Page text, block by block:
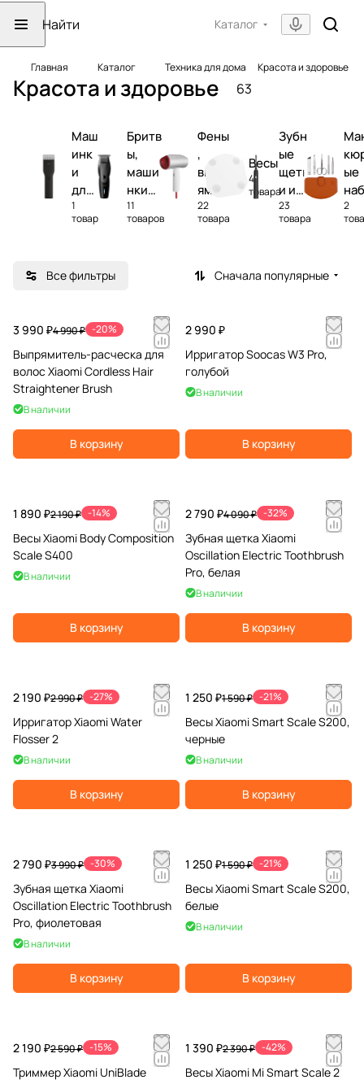
Каталог
Главная Каталог Техника для дома Красота и здоровье
Красота и здоровье 63
Маш
инк
и
для
стр
ижк
1
товар
Бритв
ы,
маши
нки
для
стриж
11
товаров
Фены
,
выпр
ямит
ели
22
товара
Весы
4
товара
Зубн
ые
щетк
и и
ирри
гато
23
товара
ые
ры
2
Все фильтры Сначала популярные
3 990 ₽4 990 ₽ -20%
Выпрямитель-расческа для
волос Xiaomi Cordless Hair
Straightener Brush
В наличии
В корзину
2 990 ₽
Ирригатор Soocas W3 Pro,
голубой
В наличии
В корзину
1 890 ₽2 190 ₽ -14%
Весы Xiaomi Body Composition
Scale S400
В наличии
В корзину
2 790 ₽4 090 ₽ -32%
Зубная щетка Xiaomi
Oscillation Electric Toothbrush
Pro, белая
В наличии
В корзину
2 190 ₽2 990 ₽ -27%
Ирригатор Xiaomi Water
Flosser 2
В наличии
В корзину
1 250 ₽1 590 ₽ -21%
Весы Xiaomi Smart Scale S200,
черные
В наличии
В корзину
2 790 ₽3 990 ₽ -30%
Зубная щетка Xiaomi
Oscillation Electric Toothbrush
Pro, фиолетовая
В наличии
В корзину
1 250 ₽1 590 ₽ -21%
Весы Xiaomi Smart Scale S200,
белые
В наличии
В корзину
2 190 ₽2 590 ₽ -15%
Триммер Xiaomi UniBlade
1 390 ₽2 390 ₽ -42%
Весы Xiaomi Mi Smart Scale 2